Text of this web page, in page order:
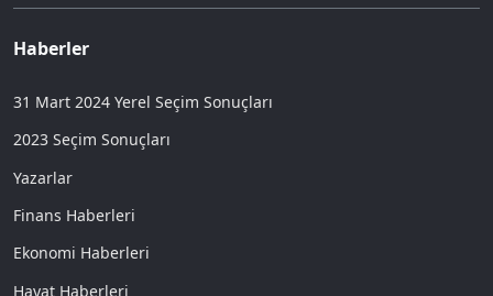
Haberler
31 Mart 2024 Yerel Seçim Sonuçları
2023 Seçim Sonuçları
Yazarlar
Finans Haberleri
Ekonomi Haberleri
Hayat Haberleri